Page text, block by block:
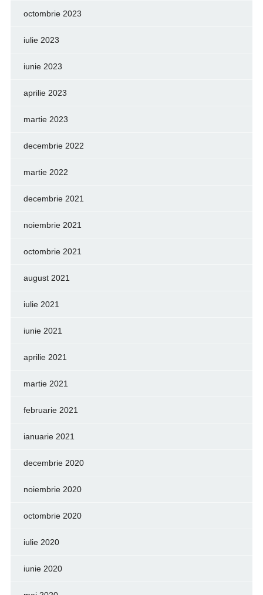
octombrie 2023
iulie 2023
iunie 2023
aprilie 2023
martie 2023
decembrie 2022
martie 2022
decembrie 2021
noiembrie 2021
octombrie 2021
august 2021
iulie 2021
iunie 2021
aprilie 2021
martie 2021
februarie 2021
ianuarie 2021
decembrie 2020
noiembrie 2020
octombrie 2020
iulie 2020
iunie 2020